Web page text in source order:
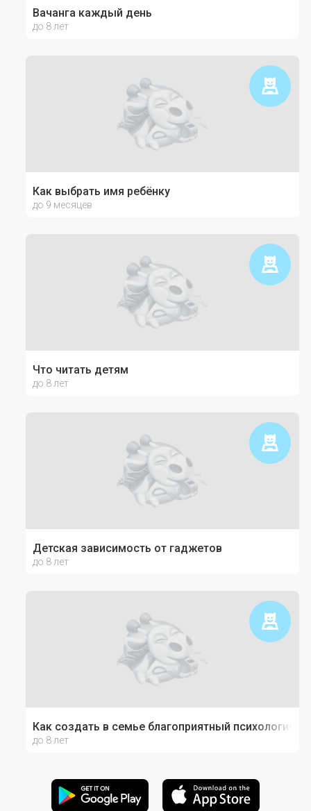
Вачанга каждый день
до 8 лет
Как выбрать имя ребёнку
до 9 месяцев
Что читать детям
до 8 лет
Детская зависимость от гаджетов
до 8 лет
Как создать в семье благоприятный
до 8 лет